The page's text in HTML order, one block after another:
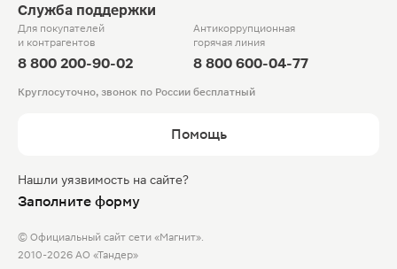
Служба поддержки
Для покупателей
и контрагентов
8 800 200-90-02
Антикоррупционная
горячая линия
8 800 600-04-77
Круглосуточно, звонок по России бесплатный
Помощь
Нашли уязвимость на сайте?
Заполните форму
© Официальный сайт сети «Магнит».
2010-2026 АО «Тандер»